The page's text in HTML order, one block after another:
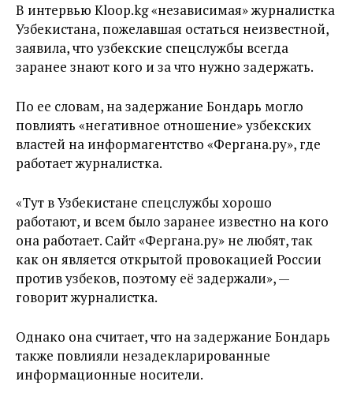
В интервью Kloop.kg «независимая» журналистка
Узбекистана, пожелавшая остаться неизвестной,
заявила, что узбекские спецслужбы всегда
заранее знают кого и за что нужно задержать.
По ее словам, на задержание Бондарь могло
повлиять «негативное отношение» узбекских
властей на информагентство «Фергана.ру», где
работает журналистка.
«Тут в Узбекистане спецслужбы хорошо
работают, и всем было заранее известно на кого
она работает. Сайт «Фергана.ру» не любят, так
как он является открытой провокацией России
против узбеков, поэтому её задержали», —
говорит журналистка.
Однако она считает, что на задержание Бондарь
также повлияли незадекларированные
информационные носители.